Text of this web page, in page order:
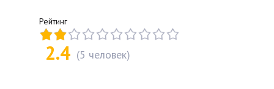
Рейтинг
2.4 (5 человек)